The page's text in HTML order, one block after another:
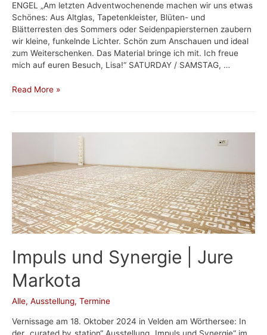
ENGEL „Am letzten Adventwochenende machen wir uns etwas
Schönes: Aus Altglas, Tapetenkleister, Blüten- und
Blätterresten des Sommers oder Seidenpapiersternen zaubern
wir kleine, funkelnde Lichter. Schön zum Anschauen und ideal
zum Weiterschenken. Das Material bringe ich mit. Ich freue
mich auf euren Besuch, Lisa!“ SATURDAY / SAMSTAG, …
Kreativ-
WESTBAHNHOFFNUNG
Read More »
Impuls und Synergie | Jure
Markota
Alle, Ausstellung, Termine
Vernissage am 18. Oktober 2024 in Velden am Wörthersee: In
der „curated by_station“ Ausstellung „Impuls und Synergie“ im